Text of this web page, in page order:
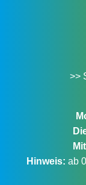
>>
Hinweis: ab